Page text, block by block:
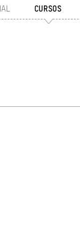
CURSOS